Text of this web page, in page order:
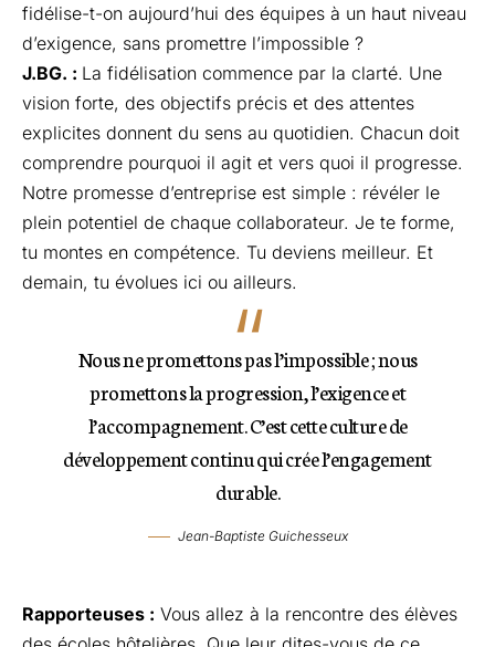
fidélise-t-on aujourd’hui des équipes à un haut niveau
d’exigence, sans promettre l’impossible ?
J.BG. : La fidélisation commence par la clarté. Une
vision forte, des objectifs précis et des attentes
explicites donnent du sens au quotidien. Chacun doit
comprendre pourquoi il agit et vers quoi il progresse.
Notre promesse d’entreprise est simple : révéler le
plein potentiel de chaque collaborateur. Je te forme,
tu montes en compétence. Tu deviens meilleur. Et
demain, tu évolues ici ou ailleurs.
Nous ne promettons pas l’impossible ; nous
promettons la progression, l’exigence et
l’accompagnement. C’est cette culture de
développement continu qui crée l’engagement
durable.
Jean-Baptiste Guichesseux
Rapporteuses : Vous allez à la rencontre des élèves